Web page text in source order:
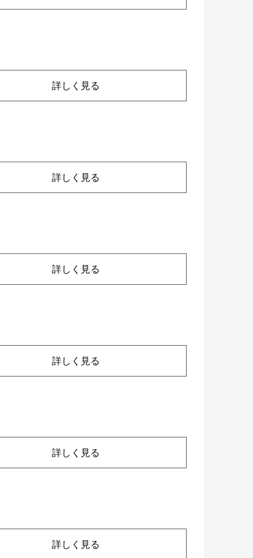
詳しく見る
詳しく見る
詳しく見る
詳しく見る
詳しく見る
詳しく見る